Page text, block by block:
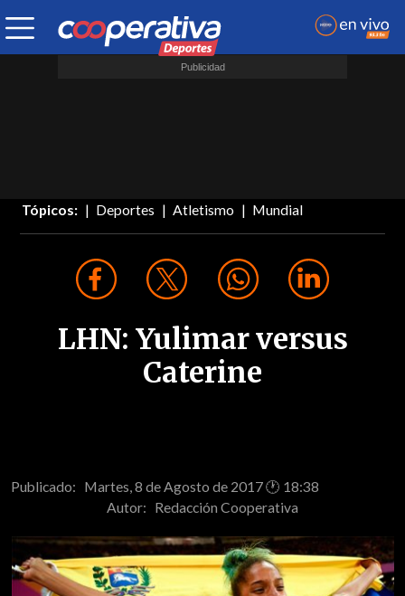
Tópicos: Deportes Atletismo Mundial
LHN: Yulimar versus
Caterine
Publicado: Martes, 8 de Agosto de 2017 🕐 18:38
Autor: Redacción Cooperativa